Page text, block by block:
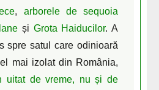
, arborele de sequoia
și Grota Haiducilor. A
spre satul care odinioară
mai izolat din România,
uitat de vreme, nu și de